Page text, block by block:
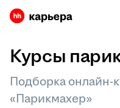
Курсы
Подборка онлайн-
«Парикмахер»